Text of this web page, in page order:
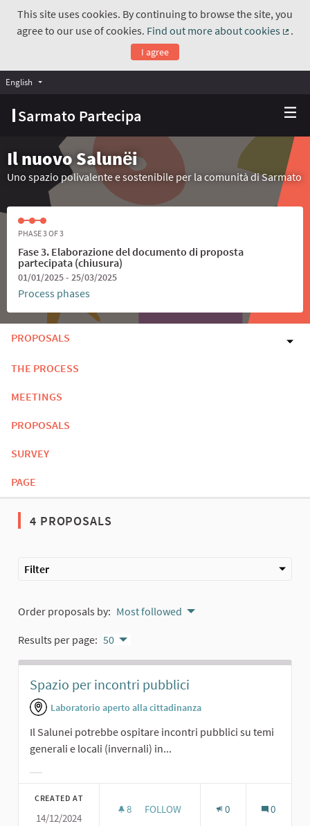
This site uses cookies. By continuing to browse the site, you
agree to our use of cookies. Find out more about cookies
.
I agree
Sarmato Partecipa
English Choose language
Il nuovo Salunёi
Uno spazio polivalente e sostenibile per la comunità di Sarmato
PHASE 3 OF 3
Fase 3. Elaborazione del documento di proposta
partecipata (chiusura)
01/01/2025 - 25/03/2025
Process phases
PROPOSALS
THE PROCESS
MEETINGS
PROPOSALS
SURVEY
PAGE
4 PROPOSALS
Filter
Order proposals by: Most followed
Results per page: 50
Spazio per incontri pubblici
Laboratorio aperto alla cittadinanza
Il Salunei potrebbe ospitare incontri pubblici su temi
generali e locali (invernali) in...
CREATED AT
14/12/2024
8 8 FOLLOWERS
FOLLOW 0 0